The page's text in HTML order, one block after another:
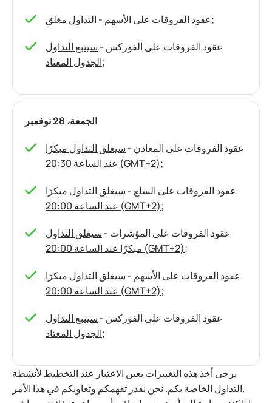
عقود الفروقات على الأسهم - التداول مغلق ;
عقود الفروقات على الفوركس - سيتبع التداول
الجدول المعتاد;
الجمعة، 28 نوفمبر
عقود الفروقات على المعادن - سيغلق التداول مبكرًا
عند الساعة 20:30 (GMT+2);
عقود الفروقات على السلع - سيغلق التداول مبكرًا
عند الساعة 20:00 (GMT+2);
عقود الفروقات على المؤشرات - سيغلق التداول
مبكرًا عند الساعة 20:00 (GMT+2);
عقود الفروقات على الأسهم - سيغلق التداول مبكرًا
عند الساعة 20:00 (GMT+2);
عقود الفروقات على الفوركس - سيتبع التداول
الجدول المعتاد;
يرجى أخذ هذه التغييرات بعين الاعتبار عند التخطيط لأنشطة
التداول الخاصة بكم. نحن نقدر تفهمكم وتعاونكم في هذا الأمر.